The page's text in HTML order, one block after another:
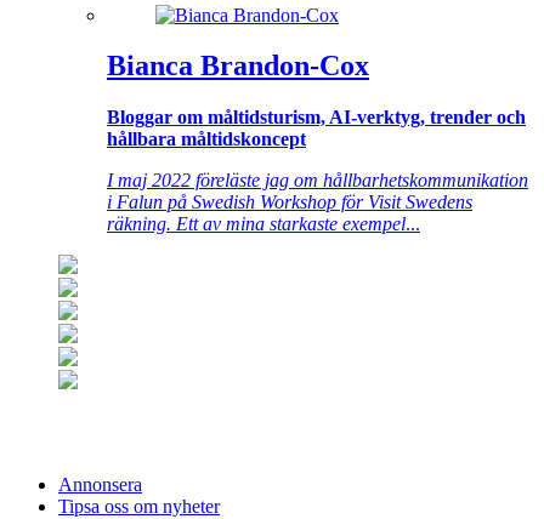
Bianca Brandon-Cox
Bloggar om måltidsturism, AI-verktyg, trender och
hållbara måltidskoncept
I maj 2022 föreläste jag om hållbarhetskommunikation
i Falun på Swedish Workshop för Visit Swedens
räkning. Ett av mina starkaste exempel...
Annonsera
Tipsa oss om nyheter